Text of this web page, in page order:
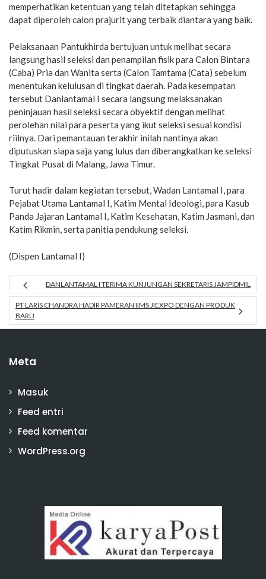
memperhatikan ketentuan yang telah ditetapkan sehingga
dapat diperoleh calon prajurit yang terbaik diantara yang baik.
Pelaksanaan Pantukhirda bertujuan untuk melihat secara
langsung hasil seleksi dan penampilan fisik para Calon Bintara
(Caba) Pria dan Wanita serta (Calon Tamtama (Cata) sebelum
menentukan kelulusan di tingkat daerah. Pada kesempatan
tersebut Danlantamal I secara langsung melaksanakan
peninjauan hasil seleksi secara obyektif dengan melihat
perolehan nilai para peserta yang ikut seleksi sesuai kondisi
riilnya. Dari pemantauan terakhir inilah nantinya akan
diputuskan siapa saja yang lulus dan diberangkatkan ke seleksi
Tingkat Pusat di Malang, Jawa Timur.
Turut hadir dalam kegiatan tersebut, Wadan Lantamal I, para
Pejabat Utama Lantamal I, Katim Mental Ideologi, para Kasub
Panda Jajaran Lantamal I, Katim Kesehatan, Katim Jasmani, dan
Katim Rikmin, serta panitia pendukung seleksi.
(Dispen Lantamal I)
DANLANTAMAL I TERIMA KUNJUNGAN SEKRETARIS JAMPIDMIL
PT LARIS CHANDRA HADIR PAMERAN IIMS JIEXPO DENGAN PRODUK
BARU
Meta
Masuk
Feed entri
Feed komentar
WordPress.org